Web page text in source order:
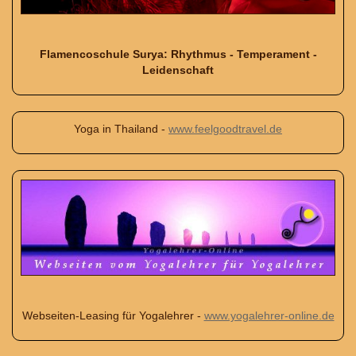
Flamencoschule Surya: Rhythmus - Temperament -
Leidenschaft
Yoga in Thailand - www.feelgoodtravel.de
Webseiten-Leasing für Yogalehrer - www.yogalehrer-online.de